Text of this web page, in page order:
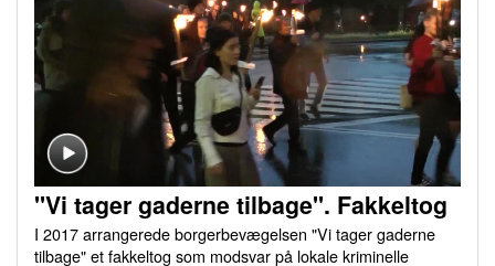
"Vi tager gaderne tilbage". Fakkeltog
I 2017 arrangerede borgerbevægelsen "Vi tager gaderne
tilbage" et fakkeltog som modsvar på lokale kriminelle